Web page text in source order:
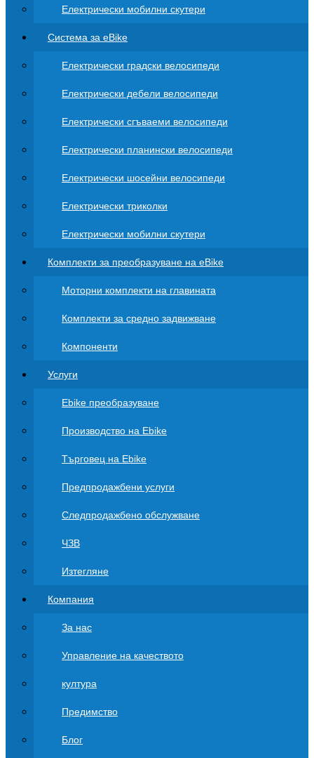
Електрически мобилни скутери
Система за eBike
Електрически градски велосипеди
Електрически дебели велосипеди
Електрически сгъваеми велосипеди
Електрически планински велосипеди
Електрически шосейни велосипеди
Електрически триколки
Електрически мобилни скутери
Комплекти за преобразуване на eBike
Моторни комплекти на главината
Комплекти за средно задвижване
Компоненти
Услуги
Ebike преобразуване
Производство на Ebike
Търговец на Ebike
Предпродажбени услуги
Следпродажбено обслужване
ЧЗВ
Изтегляне
Компания
За нас
Управление на качеството
култура
Предимство
Блог